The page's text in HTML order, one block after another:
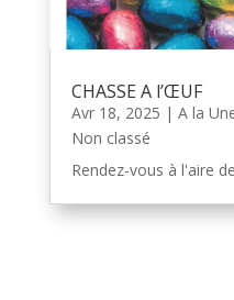
CHASSE A l’ŒUF
Avr 18, 2025 | A la
Non classé
Rendez-vous à l'aire